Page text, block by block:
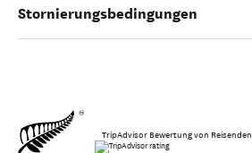
Stornierungsbedingungen
TripAdvisor Bewertung von Reisenden